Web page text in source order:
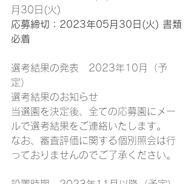
月30日(火)
応募締切：2023年05月30日(火) 書類
必着
選考結果の発表　2023年10月（予
定）
選考結果のお知らせ
当選園を決定後、全ての応募園にメー
ルで選考結果をご連絡いたします。
なお、審査評価に関する個別照会は行
っておりませんのでご了承ください。